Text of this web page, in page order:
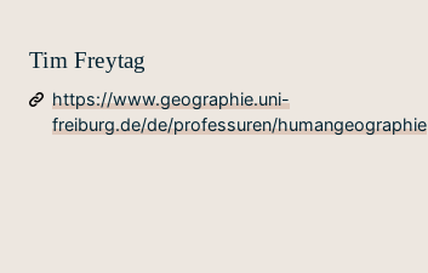
Tim Freytag
https://www.geographie.uni-
freiburg.de/de/professuren/humangeographie